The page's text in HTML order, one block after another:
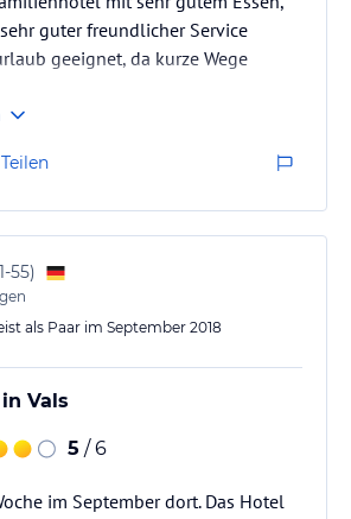
guter freundlicher Service
geeignet, da kurze Wege
Teilen
55)
als Paar im September 2018
Vals
5 / 6
im September dort. Das Hotel